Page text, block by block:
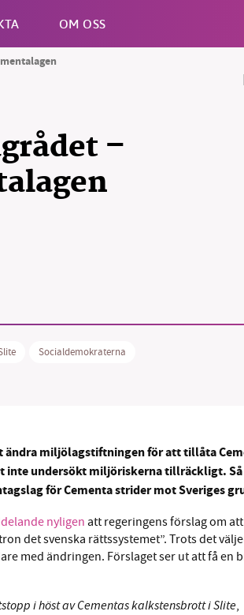
OM OSS
–
Socialdemokraterna
miljölagstiftningen för att tillåta
undersökt miljöriskerna tillräckligt.
för Cementa strider mot Sveriges
nyligen att regeringens förslag om
det svenska rättssystemet”. Trots det
med ändringen. Förslaget ser ut att få en
i höst av Cementaskalkstensbrott i Slite,
för en hållbar framtid. Sedan
redaktion drivit miljödebatten
och granskningar. Nu vill vi
och vi hoppas att du vill hjälpa oss.
Stötta vårt arbete genom att swisha en